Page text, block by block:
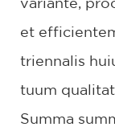
variante,
et
triennalis
tuum
Summa